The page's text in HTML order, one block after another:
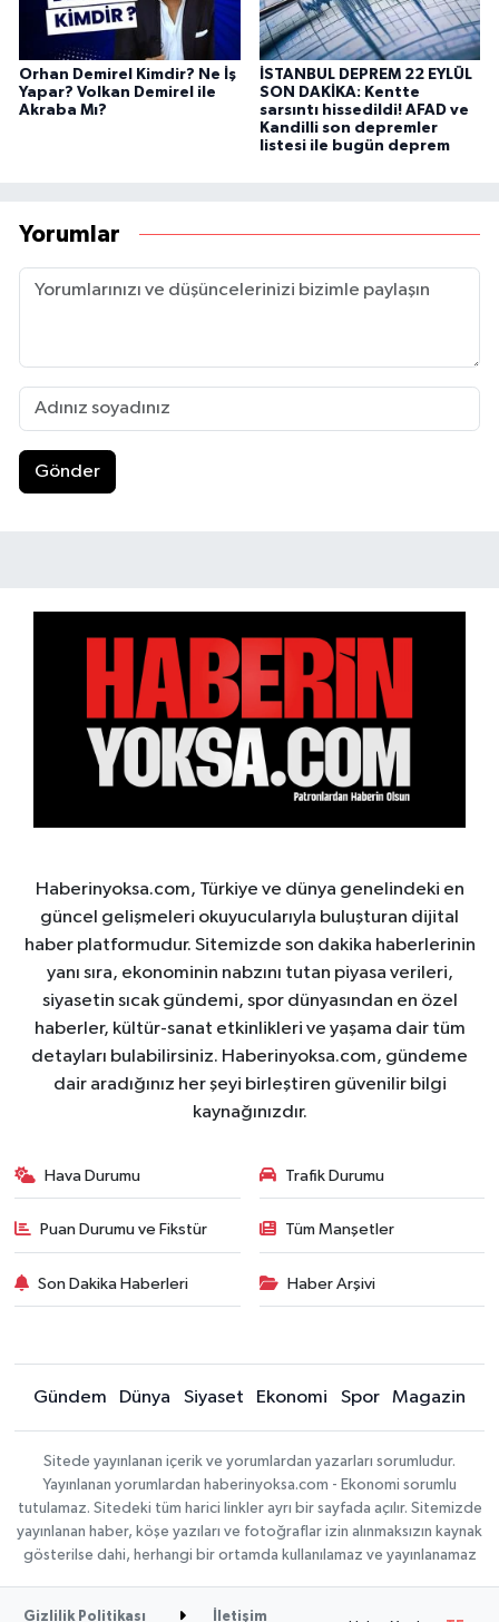
Orhan Demirel Kimdir? Ne İş
Yapar? Volkan Demirel ile
Akraba Mı?
İSTANBUL DEPREM 22 EYLÜL
SON DAKİKA: Kentte
sarsıntı hissedildi! AFAD ve
Kandilli son depremler
listesi ile bugün deprem
Yorumlar
Gönder
Haberinyoksa.com, Türkiye ve dünya genelindeki en
güncel gelişmeleri okuyucularıyla buluşturan dijital
haber platformudur. Sitemizde son dakika haberlerinin
yanı sıra, ekonominin nabzını tutan piyasa verileri,
siyasetin sıcak gündemi, spor dünyasından en özel
haberler, kültür-sanat etkinlikleri ve yaşama dair tüm
detayları bulabilirsiniz. Haberinyoksa.com, gündeme
dair aradığınız her şeyi birleştiren güvenilir bilgi
kaynağınızdır.
Hava Durumu Trafik Durumu
Puan Durumu ve Fikstür Tüm Manşetler
Son Dakika Haberleri Haber Arşivi
Gündem Dünya Siyaset Ekonomi Spor Magazin
Sitede yayınlanan içerik ve yorumlardan yazarları sorumludur.
Yayınlanan yorumlardan haberinyoksa.com - Ekonomi sorumlu
tutulamaz. Sitedeki tüm harici linkler ayrı bir sayfada açılır. Sitemizde
yayınlanan haber, köşe yazıları ve fotoğraflar izin alınmaksızın kaynak
gösterilse dahi, herhangi bir ortamda kullanılamaz ve yayınlanamaz
Gizlilik Politikası İletişim